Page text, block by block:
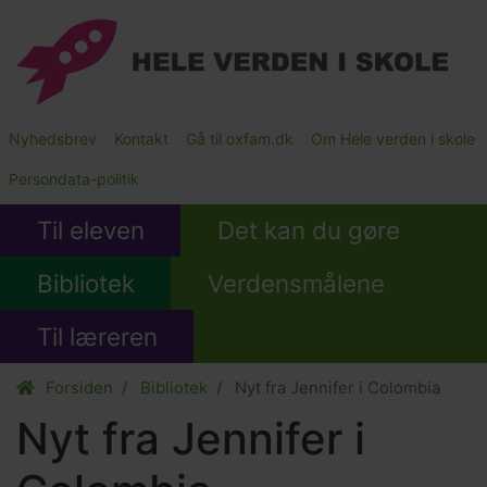
hovedindhold
Main
Submenu
Nyhedsbrev Kontakt Gå til oxfam.dk Om Hele verden i skole
Persondata-politik
Til eleven
Det kan du gøre
Bibliotek
Verdensmålene
Til læreren
Forsiden Bibliotek Nyt fra Jennifer i Colombia
Nyt fra Jennifer i